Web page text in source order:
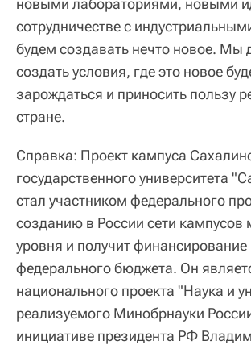
новыми лабораториями, новыми
сотрудничестве с
будем создавать нечто новое. Мы
создать условия, где это новое
зарождаться и приносить пользу
стране.
Справка: Проект кампуса
государственного университета
стал участником федерального
созданию в России сети кампусов
уровня и получит финансирование
федерального бюджета. Он
национального проекта "Наука и
реализуемого Минобрнауки
инициативе президента РФ